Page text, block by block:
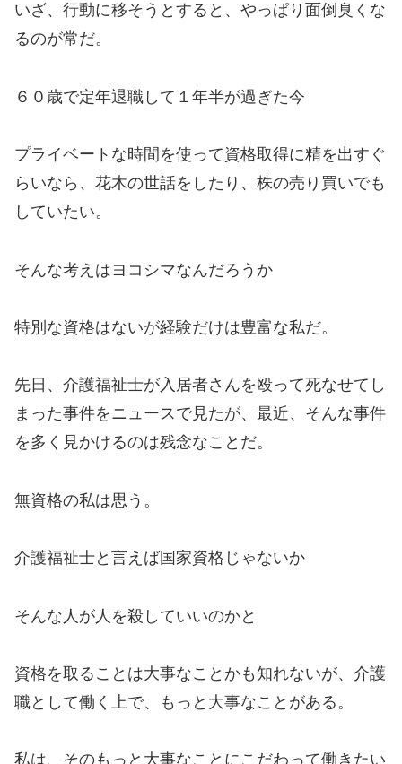
いざ、行動に移そうとすると、やっぱり面倒臭くな
るのが常だ。
６０歳で定年退職して１年半が過ぎた今
プライベートな時間を使って資格取得に精を出すぐ
らいなら、花木の世話をしたり、株の売り買いでも
していたい。
そんな考えはヨコシマなんだろうか
特別な資格はないが経験だけは豊富な私だ。
先日、介護福祉士が入居者さんを殴って死なせてし
まった事件をニュースで見たが、最近、そんな事件
を多く見かけるのは残念なことだ。
無資格の私は思う。
介護福祉士と言えば国家資格じゃないか
そんな人が人を殺していいのかと
資格を取ることは大事なことかも知れないが、介護
職として働く上で、もっと大事なことがある。
私は、そのもっと大事なことにこだわって働きたい